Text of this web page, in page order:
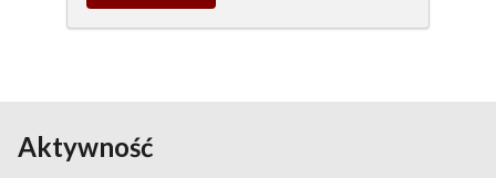
wpis
Aktywność